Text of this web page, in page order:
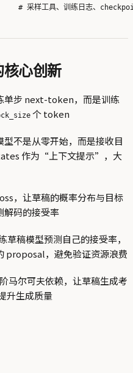
核心创新
单步 next-token，而是训练
个 token
型不是从零开始，而是接收目
作为“上下文提示”，大
，让草稿的概率分布与目标
解码的接受率
草稿模型预测自己的接受率，
proposal，避免验证资源浪费
马尔可夫依赖，让草稿生成考
升生成质量